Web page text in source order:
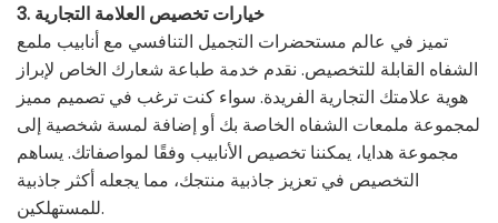
3. خيارات تخصيص العلامة التجارية
تميز في عالم مستحضرات التجميل التنافسي مع أنابيب ملمع
الشفاه القابلة للتخصيص. نقدم خدمة طباعة شعارك الخاص لإبراز
هوية علامتك التجارية الفريدة. سواء كنت ترغب في تصميم مميز
لمجموعة ملمعات الشفاه الخاصة بك أو إضافة لمسة شخصية إلى
مجموعة هدايا، يمكننا تخصيص الأنابيب وفقًا لمواصفاتك. يساهم
التخصيص في تعزيز جاذبية منتجك، مما يجعله أكثر جاذبية
للمستهلكين.